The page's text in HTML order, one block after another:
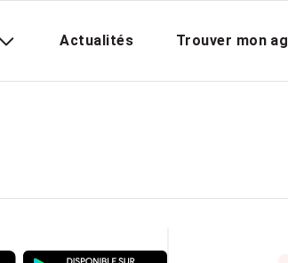
Actualités Trouver mon